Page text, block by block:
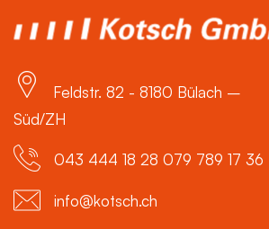
Feldstr. 82 - 8180 Bülach –
Süd/ZH
043 444 18 28 079 789 17 36
info@kotsch.ch